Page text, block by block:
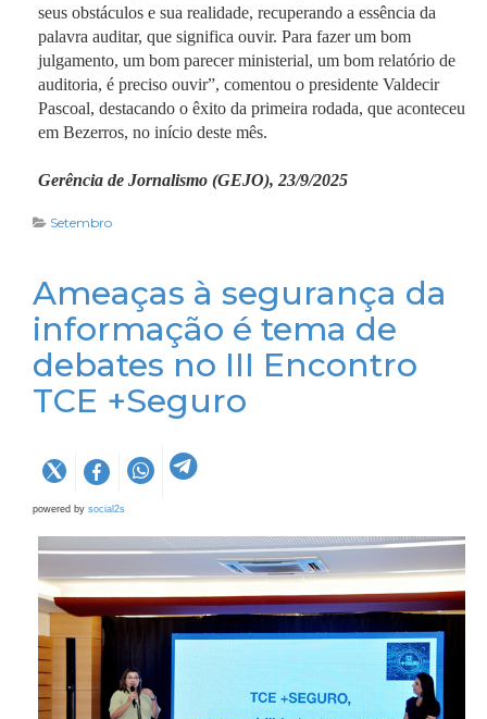
seus obstáculos e sua realidade, recuperando a essência da
palavra auditar, que significa ouvir. Para fazer um bom
julgamento, um bom parecer ministerial, um bom relatório de
auditoria, é preciso ouvir”, comentou o presidente Valdecir
Pascoal, destacando o êxito da primeira rodada, que aconteceu
em Bezerros, no início deste mês.
Gerência de Jornalismo (GEJO), 23/9/2025
Setembro
Ameaças à segurança da
informação é tema de
debates no III Encontro
TCE +Seguro
powered by social2s